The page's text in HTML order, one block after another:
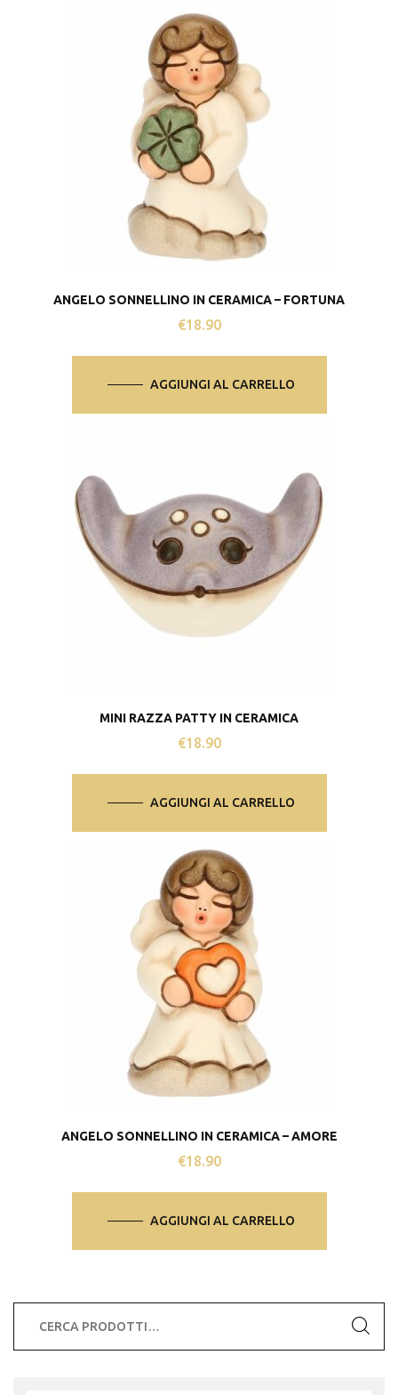
ANGELO SONNELLINO IN CERAMICA – FORTUNA
€18.90
AGGIUNGI AL CARRELLO
MINI RAZZA PATTY IN CERAMICA
€18.90
AGGIUNGI AL CARRELLO
ANGELO SONNELLINO IN CERAMICA – AMORE
€18.90
AGGIUNGI AL CARRELLO